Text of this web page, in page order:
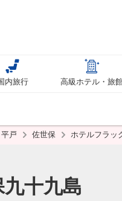
内旅行 高級ホテル・旅
戸 佐世保 ホテルフラッ
十九島